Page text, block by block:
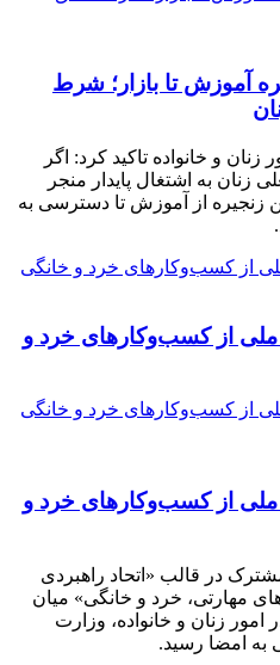
آموزش تا بازار؛ شرط
و خانواده تاکید کرد: اگر
به اشتغال پایدار منجر
زنجیره از آموزش تا دسترسی به
ملی از کسب‌وکارهای خرد و
ملی از کسب‌وکارهای خرد و
در قالب «اتحاد راهبردی
مهارتی، خرد و خانگی» میان
زنان و خانواده، وزارت
به امضا رسید.